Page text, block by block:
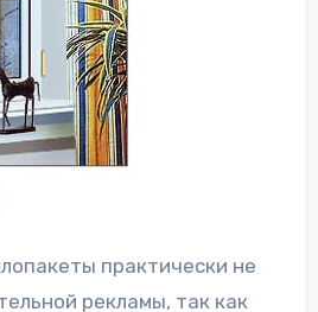
рекламы, так как